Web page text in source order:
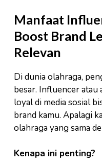
Manfaat
Boost Brand
Relevan
Di dunia olahraga,
besar. Influencer
loyal di media sosial
brand kamu. Apalagi
olahraga yang sama
Kenapa ini penting?